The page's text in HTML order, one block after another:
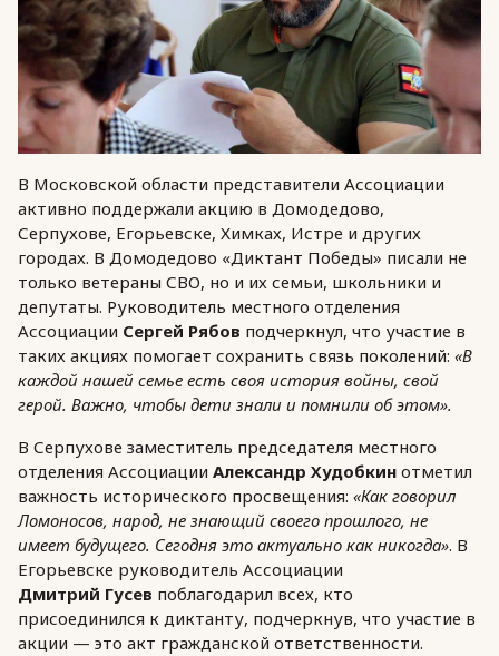
В Московской области представители Ассоциации
активно поддержали акцию в Домодедово,
Серпухове, Егорьевске, Химках, Истре и других
городах. В Домодедово «Диктант Победы» писали не
только ветераны СВО, но и их семьи, школьники и
депутаты. Руководитель местного отделения
Ассоциации Сергей Рябов подчеркнул, что участие в
таких акциях помогает сохранить связь поколений: «В
каждой нашей семье есть своя история войны, свой
герой. Важно, чтобы дети знали и помнили об этом».
В Серпухове заместитель председателя местного
отделения Ассоциации Александр Худобкин отметил
важность исторического просвещения: «Как говорил
Ломоносов, народ, не знающий своего прошлого, не
имеет будущего. Сегодня это актуально как никогда». В
Егорьевске руководитель Ассоциации
Дмитрий Гусев поблагодарил всех, кто
присоединился к диктанту, подчеркнув, что участие в
акции — это акт гражданской ответственности.